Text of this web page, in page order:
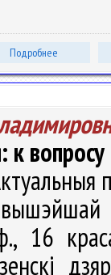
Подробнее
к
16